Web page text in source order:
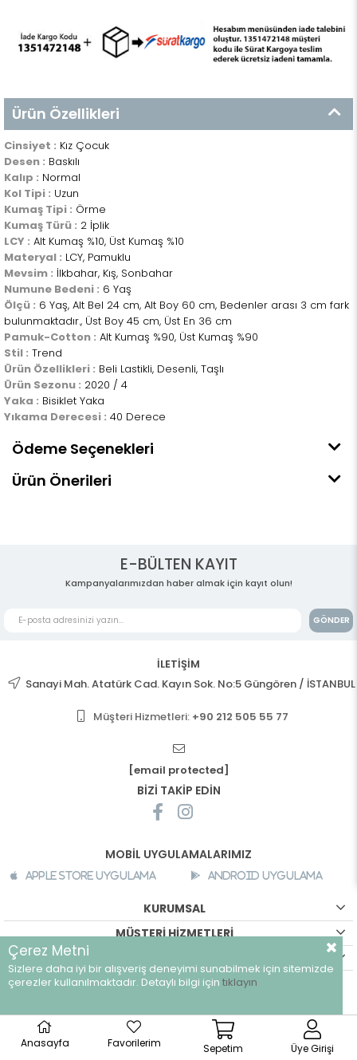
Ürün Özellikleri
Cinsiyet : Kız Çocuk
Desen : Baskılı
Kalıp : Normal
Kol Tipi : Uzun
Kumaş Tipi : Örme
Kumaş Türü : 2 İplik
LCY : Alt Kumaş %10, Üst Kumaş %10
Materyal : LCY, Pamuklu
Mevsim : İlkbahar, Kış, Sonbahar
Numune Bedeni : 6 Yaş
Ölçü : 6 Yaş, Alt Bel 24 cm, Alt Boy 60 cm, Bedenler arası 3 cm fark
bulunmaktadır., Üst Boy 45 cm, Üst En 36 cm
Pamuk-Cotton : Alt Kumaş %90, Üst Kumaş %90
Stil : Trend
Ürün Özellikleri : Beli Lastikli, Desenli, Taşlı
Ürün Sezonu : 2020 / 4
Yaka : Bisiklet Yaka
Yıkama Derecesi : 40 Derece
Ödeme Seçenekleri
Ürün Önerileri
E-BÜLTEN KAYIT
Kampanyalarımızdan haber almak için kayıt olun!
GÖNDER
İLETİŞİM
Sanayi Mah. Atatürk Cad. Kayın Sok. No:5 Güngören / İSTANBUL
Müşteri Hizmetleri: +90 212 505 55 77
[email protected]
BİZİ TAKİP EDİN
MOBİL UYGULAMALARIMIZ
Apple Store Uygulama Android Uygulama
KURUMSAL
MÜŞTERİ HİZMETLERİ
©breeze.com.tr - Tüm hakları saklıdır.
Anasayfa Favorilerim Sepetim Üye Girişi
Çerez Metni
Sizlere daha iyi bir alışveriş deneyimi sunabilmek için sitemizde
çerezler kullanılmaktadır. Detaylı bilgi için tıklayın